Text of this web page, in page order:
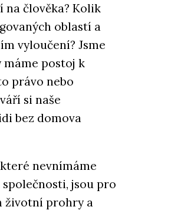
na člověka? Kolik
oblastí a
vyloučení? Jsme
máme postoj k
právo nebo
si naše
bez domova
nevnímáme
jsou pro
životní prohry a